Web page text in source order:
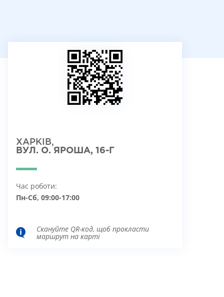
ХАРКІВ,
ВУЛ. О. ЯРОША, 16-Г
Час роботи:
Пн-Сб, 09:00-17:00
Скануйте QR-код, щоб прокласти
маршрут на карті